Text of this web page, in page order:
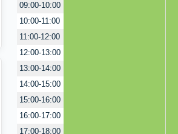
09:00-10:00
10:00-11:00
11:00-12:00
12:00-13:00
13:00-14:00
14:00-15:00
15:00-16:00
16:00-17:00
17:00-18:00